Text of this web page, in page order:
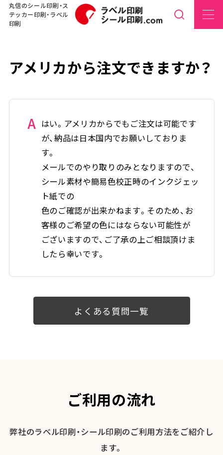
丸信のシール印刷・ス
テッカー印刷・ラベル
印刷
アメリカから注文できますか？
A はい。アメリカからでもご注文は可能です
が、納品は日本国内でお願いしておりま
す。
メールでのやり取りのみとなりますので、
シール素材や簡易色校正時のインクジェッ
ト紙での
色のご確認が出来かねます。そのため、お
客様のご希望の色にはならない可能性が
ございますので、ご了承の上ご相談頂けま
したら幸いです。
よくある質問一覧
ご利用の流れ
弊社のラベル印刷・シール印刷のご利用方法をご紹介し
ます。